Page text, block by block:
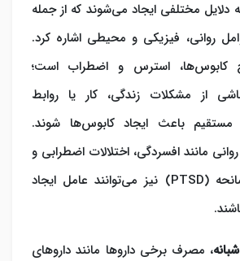
دلایل مختلفی ایجاد می‌شوند که از جمله
روانی، فیزیکی و محیطی اشاره کرد.
کابوس‌ها، استرس و اضطراب است؛
از مشکلات زندگی، کار یا روابط
مستقیم باعث ایجاد کابوس‌ها شوند.
مانند افسردگی، اختلالات اضطرابی و
اختلالات پس از سانحه (PTSD) نیز می‌توانند عامل ایجاد
، مصرف برخی داروها مانند داروهای